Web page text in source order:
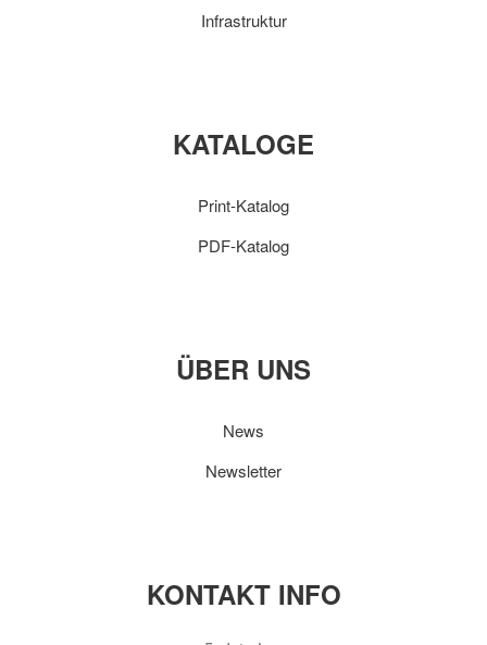
Infrastruktur
KATALOGE
Print-Katalog
PDF-Katalog
ÜBER UNS
News
Newsletter
KONTAKT INFO